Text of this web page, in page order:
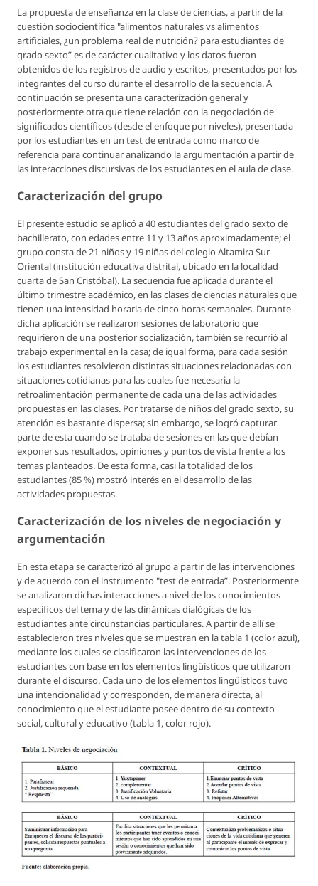
La propuesta de enseñanza en la clase de ciencias, a partir de la
cuestión sociocientífica "alimentos naturales vs alimentos
artificiales, ¿un problema real de nutrición? para estudiantes de
grado sexto” es de carácter cualitativo y los datos fueron
obtenidos de los registros de audio y escritos, presentados por los
integrantes del curso durante el desarrollo de la secuencia. A
continuación se presenta una caracterización general y
posteriormente otra que tiene relación con la negociación de
significados científicos (desde el enfoque por niveles), presentada
por los estudiantes en un test de entrada como marco de
referencia para continuar analizando la argumentación a partir de
las interacciones discursivas de los estudiantes en el aula de clase.
Caracterización del grupo
El presente estudio se aplicó a 40 estudiantes del grado sexto de
bachillerato, con edades entre 11 y 13 años aproximadamente; el
grupo consta de 21 niños y 19 niñas del colegio Altamira Sur
Oriental (institución educativa distrital, ubicado en la localidad
cuarta de San Cristóbal). La secuencia fue aplicada durante el
último trimestre académico, en las clases de ciencias naturales que
tienen una intensidad horaria de cinco horas semanales. Durante
dicha aplicación se realizaron sesiones de laboratorio que
requirieron de una posterior socialización, también se recurrió al
trabajo experimental en la casa; de igual forma, para cada sesión
los estudiantes resolvieron distintas situaciones relacionadas con
situaciones cotidianas para las cuales fue necesaria la
retroalimentación permanente de cada una de las actividades
propuestas en las clases. Por tratarse de niños del grado sexto, su
atención es bastante dispersa; sin embargo, se logró capturar
parte de esta cuando se trataba de sesiones en las que debían
exponer sus resultados, opiniones y puntos de vista frente a los
temas planteados. De esta forma, casi la totalidad de los
estudiantes (85 %) mostró interés en el desarrollo de las
actividades propuestas.
Caracterización de los niveles de negociación y
argumentación
En esta etapa se caracterizó al grupo a partir de las intervenciones
y de acuerdo con el instrumento "test de entrada”. Posteriormente
se analizaron dichas interacciones a nivel de los conocimientos
específicos del tema y de las dinámicas dialógicas de los
estudiantes ante circunstancias particulares. A partir de allí se
establecieron tres niveles que se muestran en la tabla 1 (color azul),
mediante los cuales se clasificaron las intervenciones de los
estudiantes con base en los elementos lingüísticos que utilizaron
durante el discurso. Cada uno de los elementos lingüísticos tuvo
una intencionalidad y corresponden, de manera directa, al
conocimiento que el estudiante posee dentro de su contexto
social, cultural y educativo (tabla 1, color rojo).